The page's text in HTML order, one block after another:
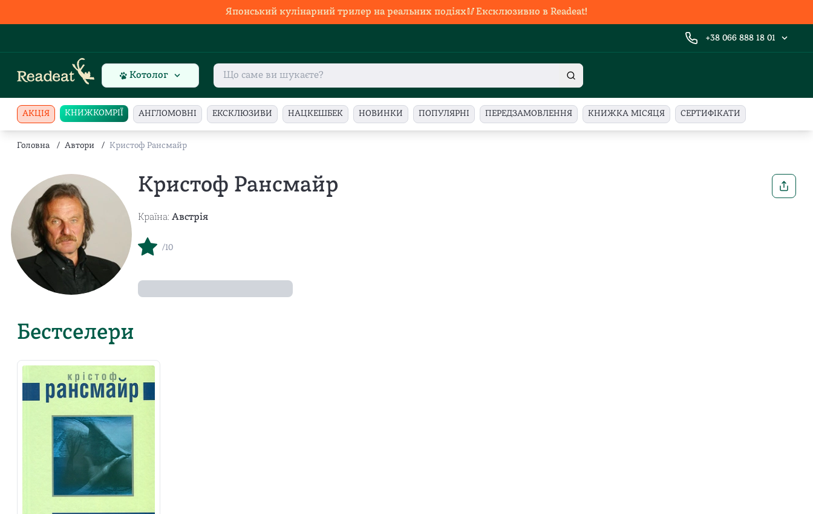
Японський кулінарний трилер на реальних подіях🥢Ексклюзивно в Readeat!
+38 066 888 18 01
Котолог
АКЦІЯ КНИЖКОМРІЇ АНГЛОМОВНІ ЕКСКЛЮЗИВИ НАЦКЕШБЕК НОВИНКИ ПОПУЛЯРНІ ПЕРЕДЗАМОВЛЕННЯ КНИЖКА МІСЯЦЯ СЕРТИФІКАТИ
Головна / Автори / Кристоф Рансмайр
Кристоф Рансмайр
Країна: Австрія
/10
Бестселери